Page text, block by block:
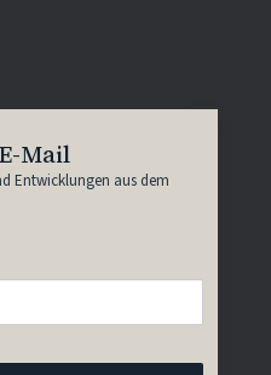
Mail
Entwicklungen aus dem